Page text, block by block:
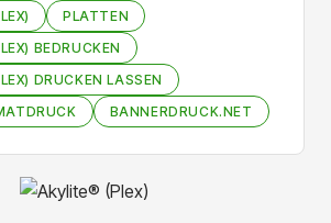
PLATTEN
BEDRUCKEN
DRUCKEN LASSEN
BANNERDRUCK.NET